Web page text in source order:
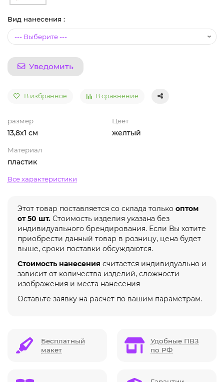
Вид нанесения :
Уведомить
В избранное В сравнение
размер
13,8х1 см
Цвет
желтый
Материал
пластик
Все характеристики
Этот товар поставляется со склада только оптом
от 50 шт. Стоимость изделия указана без
индивидуального брендирования. Если Вы хотите
приобрести данный товар в розницу, цена будет
выше, сроки поставки обсуждаются.
Стоимость нанесения считается индивидуально и
зависит от количества изделий, сложности
изображения и места нанесения
Оставьте заявку на расчет по вашим параметрам.
Бесплатный
макет
Удобные ПВЗ
по РФ